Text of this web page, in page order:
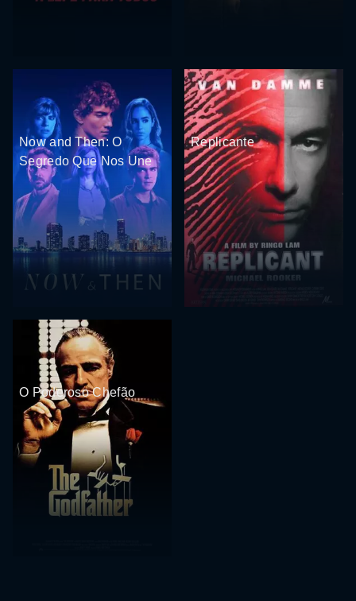
Now and Then: O
Segredo Que Nos Une
Replicante
O Poderoso Chefão